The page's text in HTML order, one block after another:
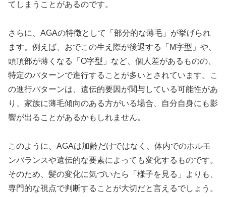
てしまうことがあるのです。
さらに、AGAの特徴として「部分的な薄毛」が挙げられ
ます。例えば、おでこの生え際が後退する「M字型」や、
頭頂部が薄くなる「O字型」など、個人差があるものの、
特定のパターンで進行することが多いとされています。こ
の進行パターンは、遺伝的要因が関与している可能性があ
り、家族に薄毛傾向のある方がいる場合、自分自身にも影
響が出ることがあるかもしれません。
このように、AGAは加齢だけではなく、体内でのホルモ
ンバランスや遺伝的な要素によっても変化するものです。
そのため、髪の変化に気づいたら「様子を見る」よりも、
専門的な視点で判断することが大切だと言えるでしょう。